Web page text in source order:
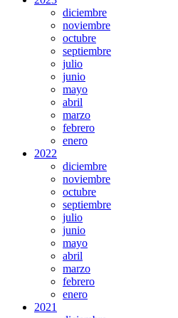
diciembre
noviembre
octubre
septiembre
julio
junio
mayo
abril
marzo
febrero
enero
2022
diciembre
noviembre
octubre
septiembre
julio
junio
mayo
abril
marzo
febrero
enero
2021